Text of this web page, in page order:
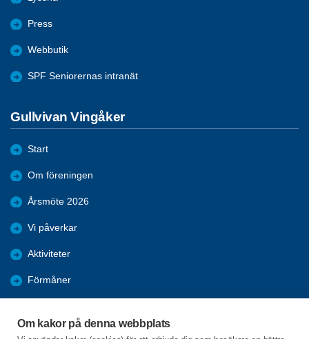
Om kakor på denna webbplats
Press
Webbutik
SPF Seniorernas intranät
Gullvivan Vingåker
Start
Om föreningen
Årsmöte 2026
Vi påverkar
Aktiviteter
Förmåner
Dataskydd